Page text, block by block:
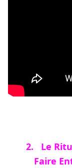
2.
Le
Faire